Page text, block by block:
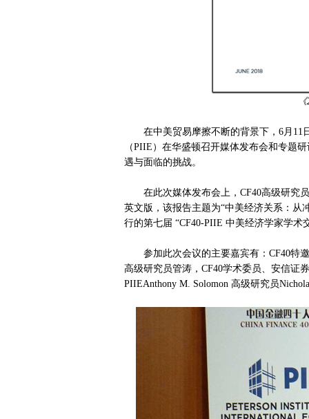
在中美贸易摩擦不断的背景下，6月11
（PIIE）在华盛顿召开媒体发布会和专题
遇与面临的挑战。
在此次媒体发布会上，CF40高级研究员
英文版，该报告主题为“中美经济关系：从
行的第七届 “CF40-PIIE 中美经济学家学术
参加此次会议的主要嘉宾有：CF40特邀
高级研究员管涛，CF40学术委员、安信证
PIIEAnthony M. Solomon 高级研究员